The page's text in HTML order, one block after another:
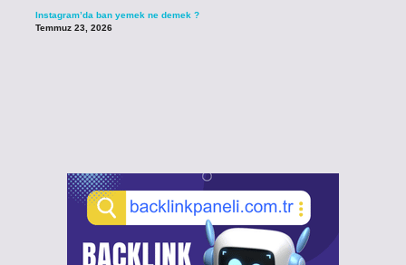
Instagram’da ban yemek ne demek ?
Temmuz 23, 2026